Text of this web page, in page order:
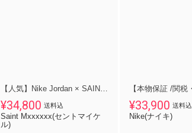
【人気】Nike Jordan × SAINT Mxxxxxx M J SM SS Tee
¥34,800 送料込
Saint Mxxxxxx(セントマイケ
ル)
¥33,900 送料込
Nike(ナイキ)